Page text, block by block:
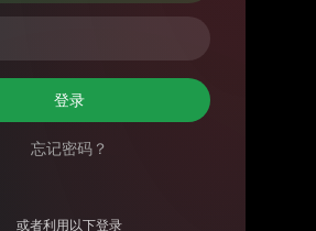
登录
忘记密码？
或者利用以下登录